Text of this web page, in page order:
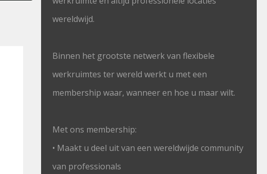
wereldwijd.
Binnen het grootste netwerk van flexibele
werkruimtes ter wereld werkt u met een
membership waar, wanneer en hoe u maar wilt.
Met ons membership:
• Maakt u deel uit van een wereldwijde community
van professionals